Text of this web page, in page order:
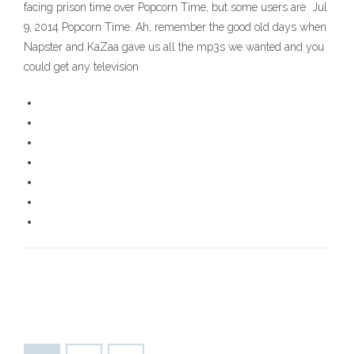
facing prison time over Popcorn Time, but some users are Jul
9, 2014 Popcorn Time. Ah, remember the good old days when
Napster and KaZaa gave us all the mp3s we wanted and you
could get any television